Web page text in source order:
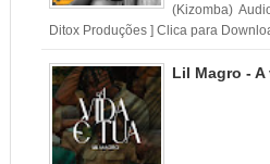
(Kizomba)
Ditox Produções ] Clica para
Lil Magro - A